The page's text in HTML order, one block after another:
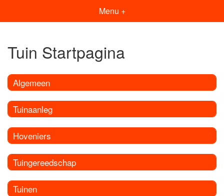
Menu +
Tuin Startpagina
Algemeen
Tuinaanleg
Hoveniers
Tuingereedschap
Tuinen